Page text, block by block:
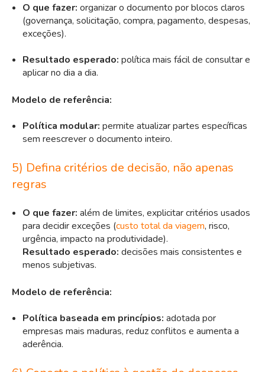
O que fazer: organizar o documento por blocos claros
(governança, solicitação, compra, pagamento, despesas,
exceções).
Resultado esperado: política mais fácil de consultar e
aplicar no dia a dia.
Modelo de referência:
Política modular: permite atualizar partes específicas
sem reescrever o documento inteiro.
5) Defina critérios de decisão, não apenas
regras
O que fazer: além de limites, explicitar critérios usados
para decidir exceções (custo total da viagem, risco,
urgência, impacto na produtividade).
Resultado esperado: decisões mais consistentes e
menos subjetivas.
Modelo de referência:
Política baseada em princípios: adotada por
empresas mais maduras, reduz conflitos e aumenta a
aderência.